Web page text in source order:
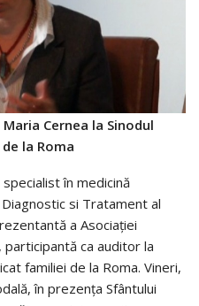
Cernea la Sinodul
la Roma
în medicină
si Tratament al
a Asociației
participantă ca auditor la
familiei de la Roma. Vineri,
în prezenţa Sfântului